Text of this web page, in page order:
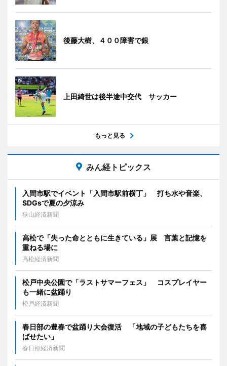
後藤大樹、４００障害で銀
上田綺世は後半途中交代 サッカー
もっと見る
みん経トピックス
入間市駅でイベント「入間市駅前横丁」 打ち水や音楽、
SDGsで夏の夕涼み
狭山経済新聞
高松で「失った命とともに生きている」展 言葉と記憶を
重ねる場に
高松経済新聞
松戸中央公園で「ラストサマーフェス」 コスプレイヤー
も一緒に盆踊り
松戸経済新聞
春日部の豊春で盆踊り大会復活 「地域の子どもたちを喜
ばせたい」
春日部経済新聞